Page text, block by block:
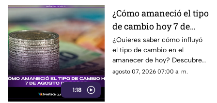
1:18
¿Cómo amaneció el tipo
de cambio hoy 7 de
agosto de 2026?
¿Quieres saber cómo influyó
el tipo de cambio en el
amanecer de hoy? Descubre
los detalles de esta noticia que
agosto 07, 2026 07:00 a. m.